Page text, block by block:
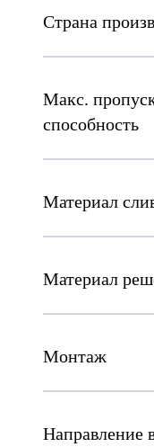
Страна
Макс.
способность
Материал
Материал
Монтаж
Направление